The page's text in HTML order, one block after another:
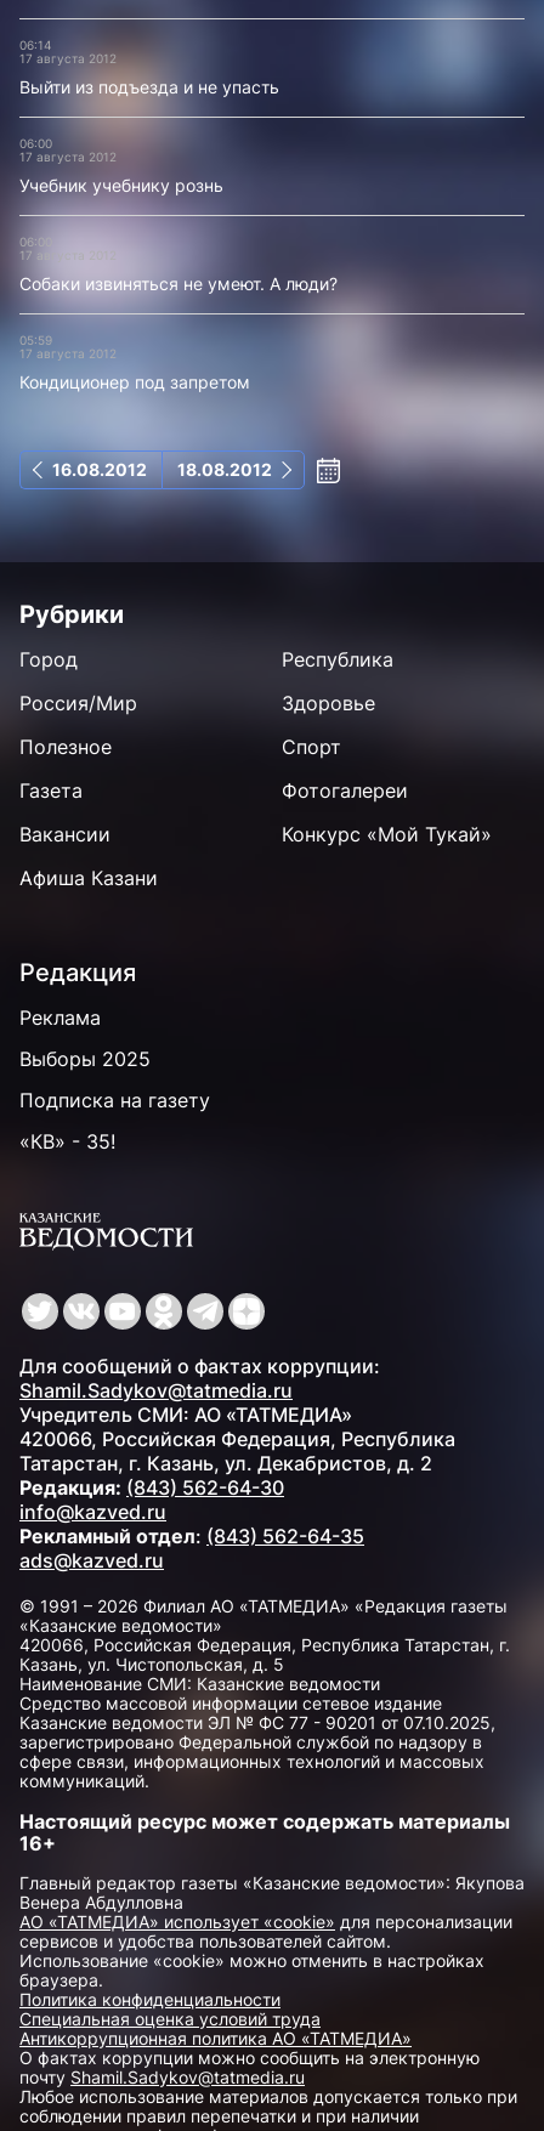
06:14
17 августа 2012
Выйти из подъезда и не упасть
06:00
17 августа 2012
Учебник учебнику рознь
06:00
17 августа 2012
Собаки извиняться не умеют. А люди?
05:59
17 августа 2012
Кондиционер под запретом
16.08.2012 18.08.2012
Рубрики
Город
Республика
Россия/Мир
Здоровье
Полезное
Спорт
Газета
Фотогалереи
Вакансии
Конкурс «Мой Тукай»
Афиша Казани
Редакция
Реклама
Выборы 2025
Подписка на газету
«КВ» - 35!
Для сообщений о фактах коррупции:
Shamil.Sadykov@tatmedia.ru
Учредитель СМИ: АО «ТАТМЕДИА»
420066, Российская Федерация, Республика
Татарстан, г. Казань, ул. Декабристов, д. 2
Редакция: (843) 562-64-30
info@kazved.ru
Рекламный отдел: (843) 562-64-35
ads@kazved.ru
© 1991 – 2026 Филиал АО «ТАТМЕДИА» «Редакция газеты
«Казанские ведомости»
420066, Российская Федерация, Республика Татарстан, г.
Казань, ул. Чистопольская, д. 5
Наименование СМИ: Казанские ведомости
Средство массовой информации сетевое издание
Казанские ведомости ЭЛ № ФС 77 - 90201 от 07.10.2025,
зарегистрировано Федеральной службой по надзору в
сфере связи, информационных технологий и массовых
коммуникаций.
Настоящий ресурс может содержать материалы
16+
Главный редактор газеты «Казанские ведомости»: Якупова
Венера Абдулловна
АО «ТАТМЕДИА» использует «cookie» для персонализации
сервисов и удобства пользователей сайтом.
Использование «cookie» можно отменить в настройках
браузера.
Политика конфиденциальности
Специальная оценка условий труда
Антикоррупционная политика АО «ТАТМЕДИА»
О фактах коррупции можно сообщить на электронную
почту Shamil.Sadykov@tatmedia.ru
Любое использование материалов допускается только при
соблюдении правил перепечатки и при наличии